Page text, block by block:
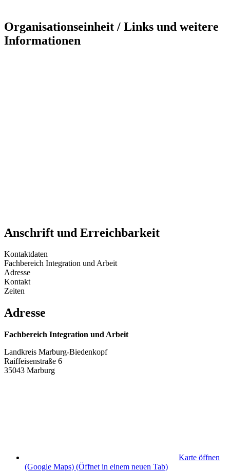
Organisationseinheit / Links und weitere
Informationen
Anschrift und Erreichbarkeit
Kontaktdaten
Fachbereich Integration und Arbeit
Adresse
Kontakt
Zeiten
Adresse
Fachbereich Integration und Arbeit
Landkreis Marburg-Biedenkopf
Raiffeisenstraße 6
35043 Marburg
Karte öffnen
(Google Maps) (Öffnet in einem neuen Tab)